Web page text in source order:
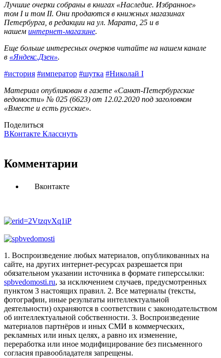
Лучшие очерки собраны в книгах «Наследие. Избранное»
том I и том II. Они продаются в книжных магазинах
Петербурга, в редакции на ул. Марата, 25 и в
нашем интернет-магазине.
Еще больше интересных очерков читайте на нашем канале
в «Яндекс.Дзен».
#история #император #шутка #Николай I
Материал опубликован в газете «Санкт-Петербургские
ведомости» № 025 (6623) от 12.02.2020 под заголовком
«Вместе и есть русские».
Поделиться
ВКонтакте Класснуть
Комментарии
Вконтакте
1. Воспроизведение любых материалов, опубликованных на
сайте, на других интернет-ресурсах разрешается при
обязательном указании источника в формате гиперссылки:
spbvedomosti.ru, за исключением случаев, предусмотренных
пунктом 3 настоящих правил. 2. Все материалы (тексты,
фотографии, иные результаты интеллектуальной
деятельности) охраняются в соответствии с законодательством
об интеллектуальной собственности. 3. Воспроизведение
материалов партнёров и иных СМИ в коммерческих,
рекламных или иных целях, а равно их изменение,
переработка или иное модифицирование без письменного
согласия правообладателя запрещены.